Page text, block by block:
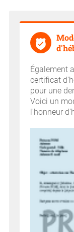
Également
certificat
pour une
Voici un
l'honneur